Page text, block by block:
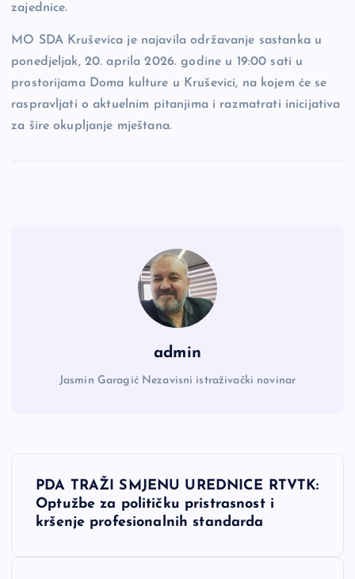
zajednice.
MO SDA Kruševica je najavila održavanje sastanka u
ponedjeljak, 20. aprila 2026. godine u 19:00 sati u
prostorijama Doma kulture u Kruševici, na kojem će se
raspravljati o aktuelnim pitanjima i razmatrati inicijativa
za šire okupljanje mještana.
admin
Jasmin Garagić Nezavisni istraživački novinar
NPDA TRAŽI SMJENU UREDNICE RTVTK:
Optužbe za političku pristrasnost i
kršenje profesionalnih standarda